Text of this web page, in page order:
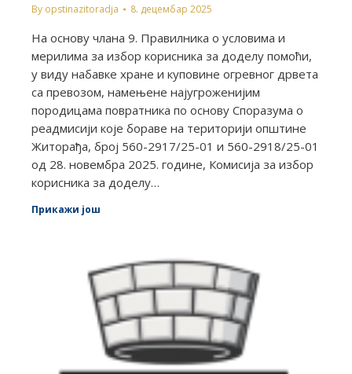
By opstinazitoradja 8. децембар 2025
На основу члана 9. Правилника о условима и
мерилима за избор корисника за доделу помоћи,
у виду набавке хране и куповине огревног дрвета
са превозом, намењене најугроженијим
породицама повратника по основу Споразума о
реадмисији које бораве на територији општине
Житорађа, број 560-2917/25-01 и 560-2918/25-01
од 28. новембра 2025. године, Комисија за избор
корисника за доделу…
Прикажи још